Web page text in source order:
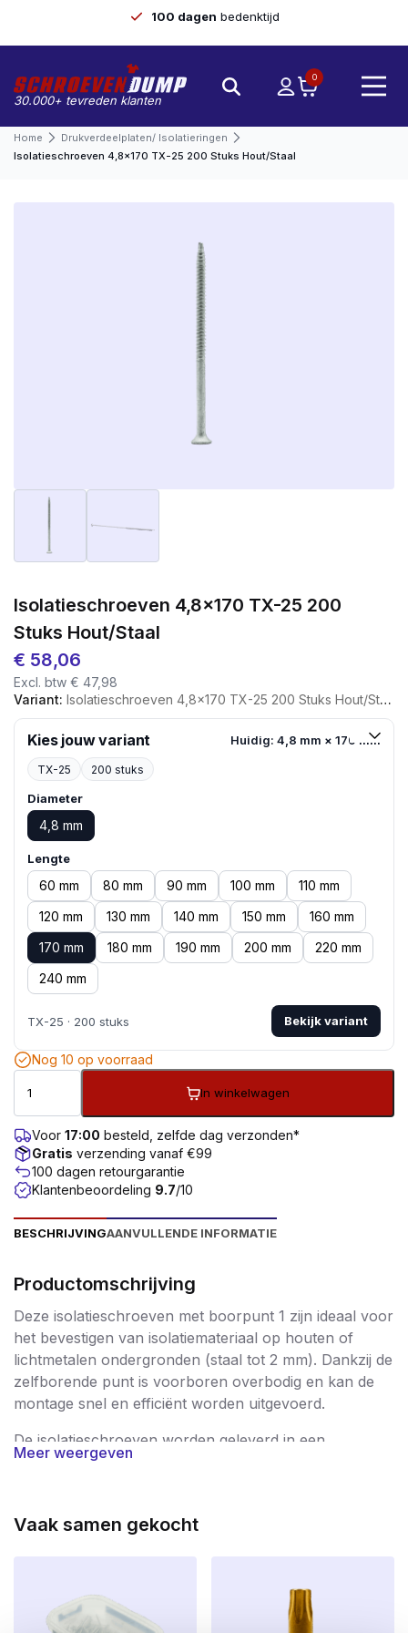
100 dagen bedenktijd
30.000+ tevreden klanten
0
Home
Drukverdeelplaten/ Isolatieringen
Isolatieschroeven 4,8×170 TX-25 200 Stuks Hout/staal
Isolatieschroeven 4,8×170 TX-25 200
Stuks Hout/staal
€ 58,06
Excl. btw € 47,98
Variant: Isolatieschroeven 4,8x170 TX-25 200 Stuks Hout/staal
Kies jouw variant Huidig: 4,8 mm × 170 mm
TX-25 200 stuks
Diameter
4,8 mm
Lengte
60 mm 80 mm 90 mm 100 mm
110 mm
120 mm
130 mm 140 mm 150 mm
160 mm
170 mm
180 mm 190 mm 200 mm
220 mm
240 mm
TX-25 · 200 stuks Bekijk variant
Nog 10 op voorraad
In winkelwagen
Voor 17:00 besteld, zelfde dag verzonden*
Gratis verzending vanaf €99
100 dagen retourgarantie
Klantenbeoordeling 9.7/10
BESCHRIJVINGAANVULLENDE INFORMATIE
Productomschrijving
Deze isolatieschroeven met boorpunt 1 zijn ideaal voor
het bevestigen van isolatiemateriaal op houten of
lichtmetalen ondergronden (staal tot 2 mm). Dankzij de
zelfborende punt is voorboren overbodig en kan de
montage snel en efficiënt worden uitgevoerd.
De isolatieschroeven worden geleverd in een
kartonnen doosje
Toepassingen
Geschikt voor dak-, gevel- en wandisolatie
Zowel voor renovatie- als nieuwbouwprojecten
Meer weergeven
Vaak samen gekocht